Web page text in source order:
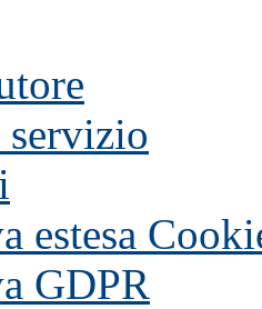
estesa
GDPR